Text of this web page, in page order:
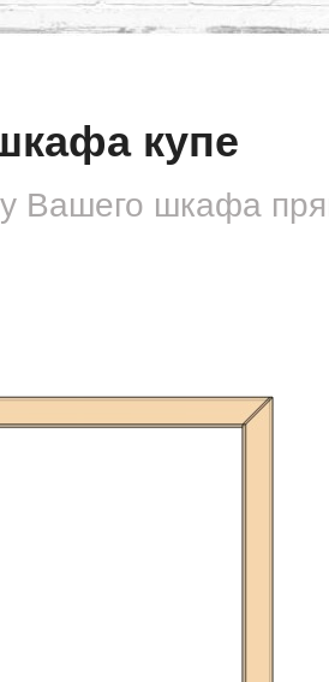
купе
Вашего шкафа